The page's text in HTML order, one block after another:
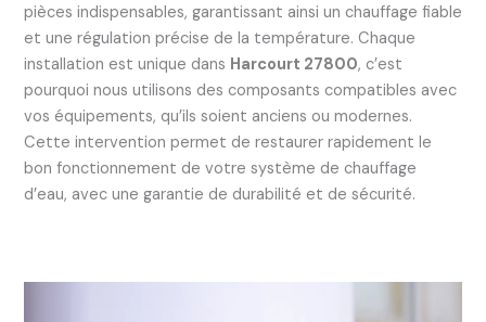
pièces indispensables, garantissant ainsi un chauffage fiable
et une régulation précise de la température. Chaque
installation est unique dans Harcourt 27800, c’est
pourquoi nous utilisons des composants compatibles avec
vos équipements, qu’ils soient anciens ou modernes.
Cette intervention permet de restaurer rapidement le
bon fonctionnement de votre système de chauffage
d’eau, avec une garantie de durabilité et de sécurité.